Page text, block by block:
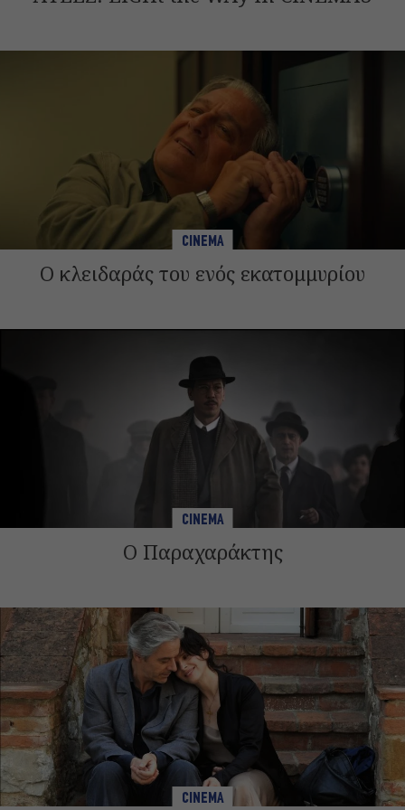
CINEMA
Ο κλειδαράς του ενός εκατομμυρίου
CINEMA
Ο Παραχαράκτης
CINEMA